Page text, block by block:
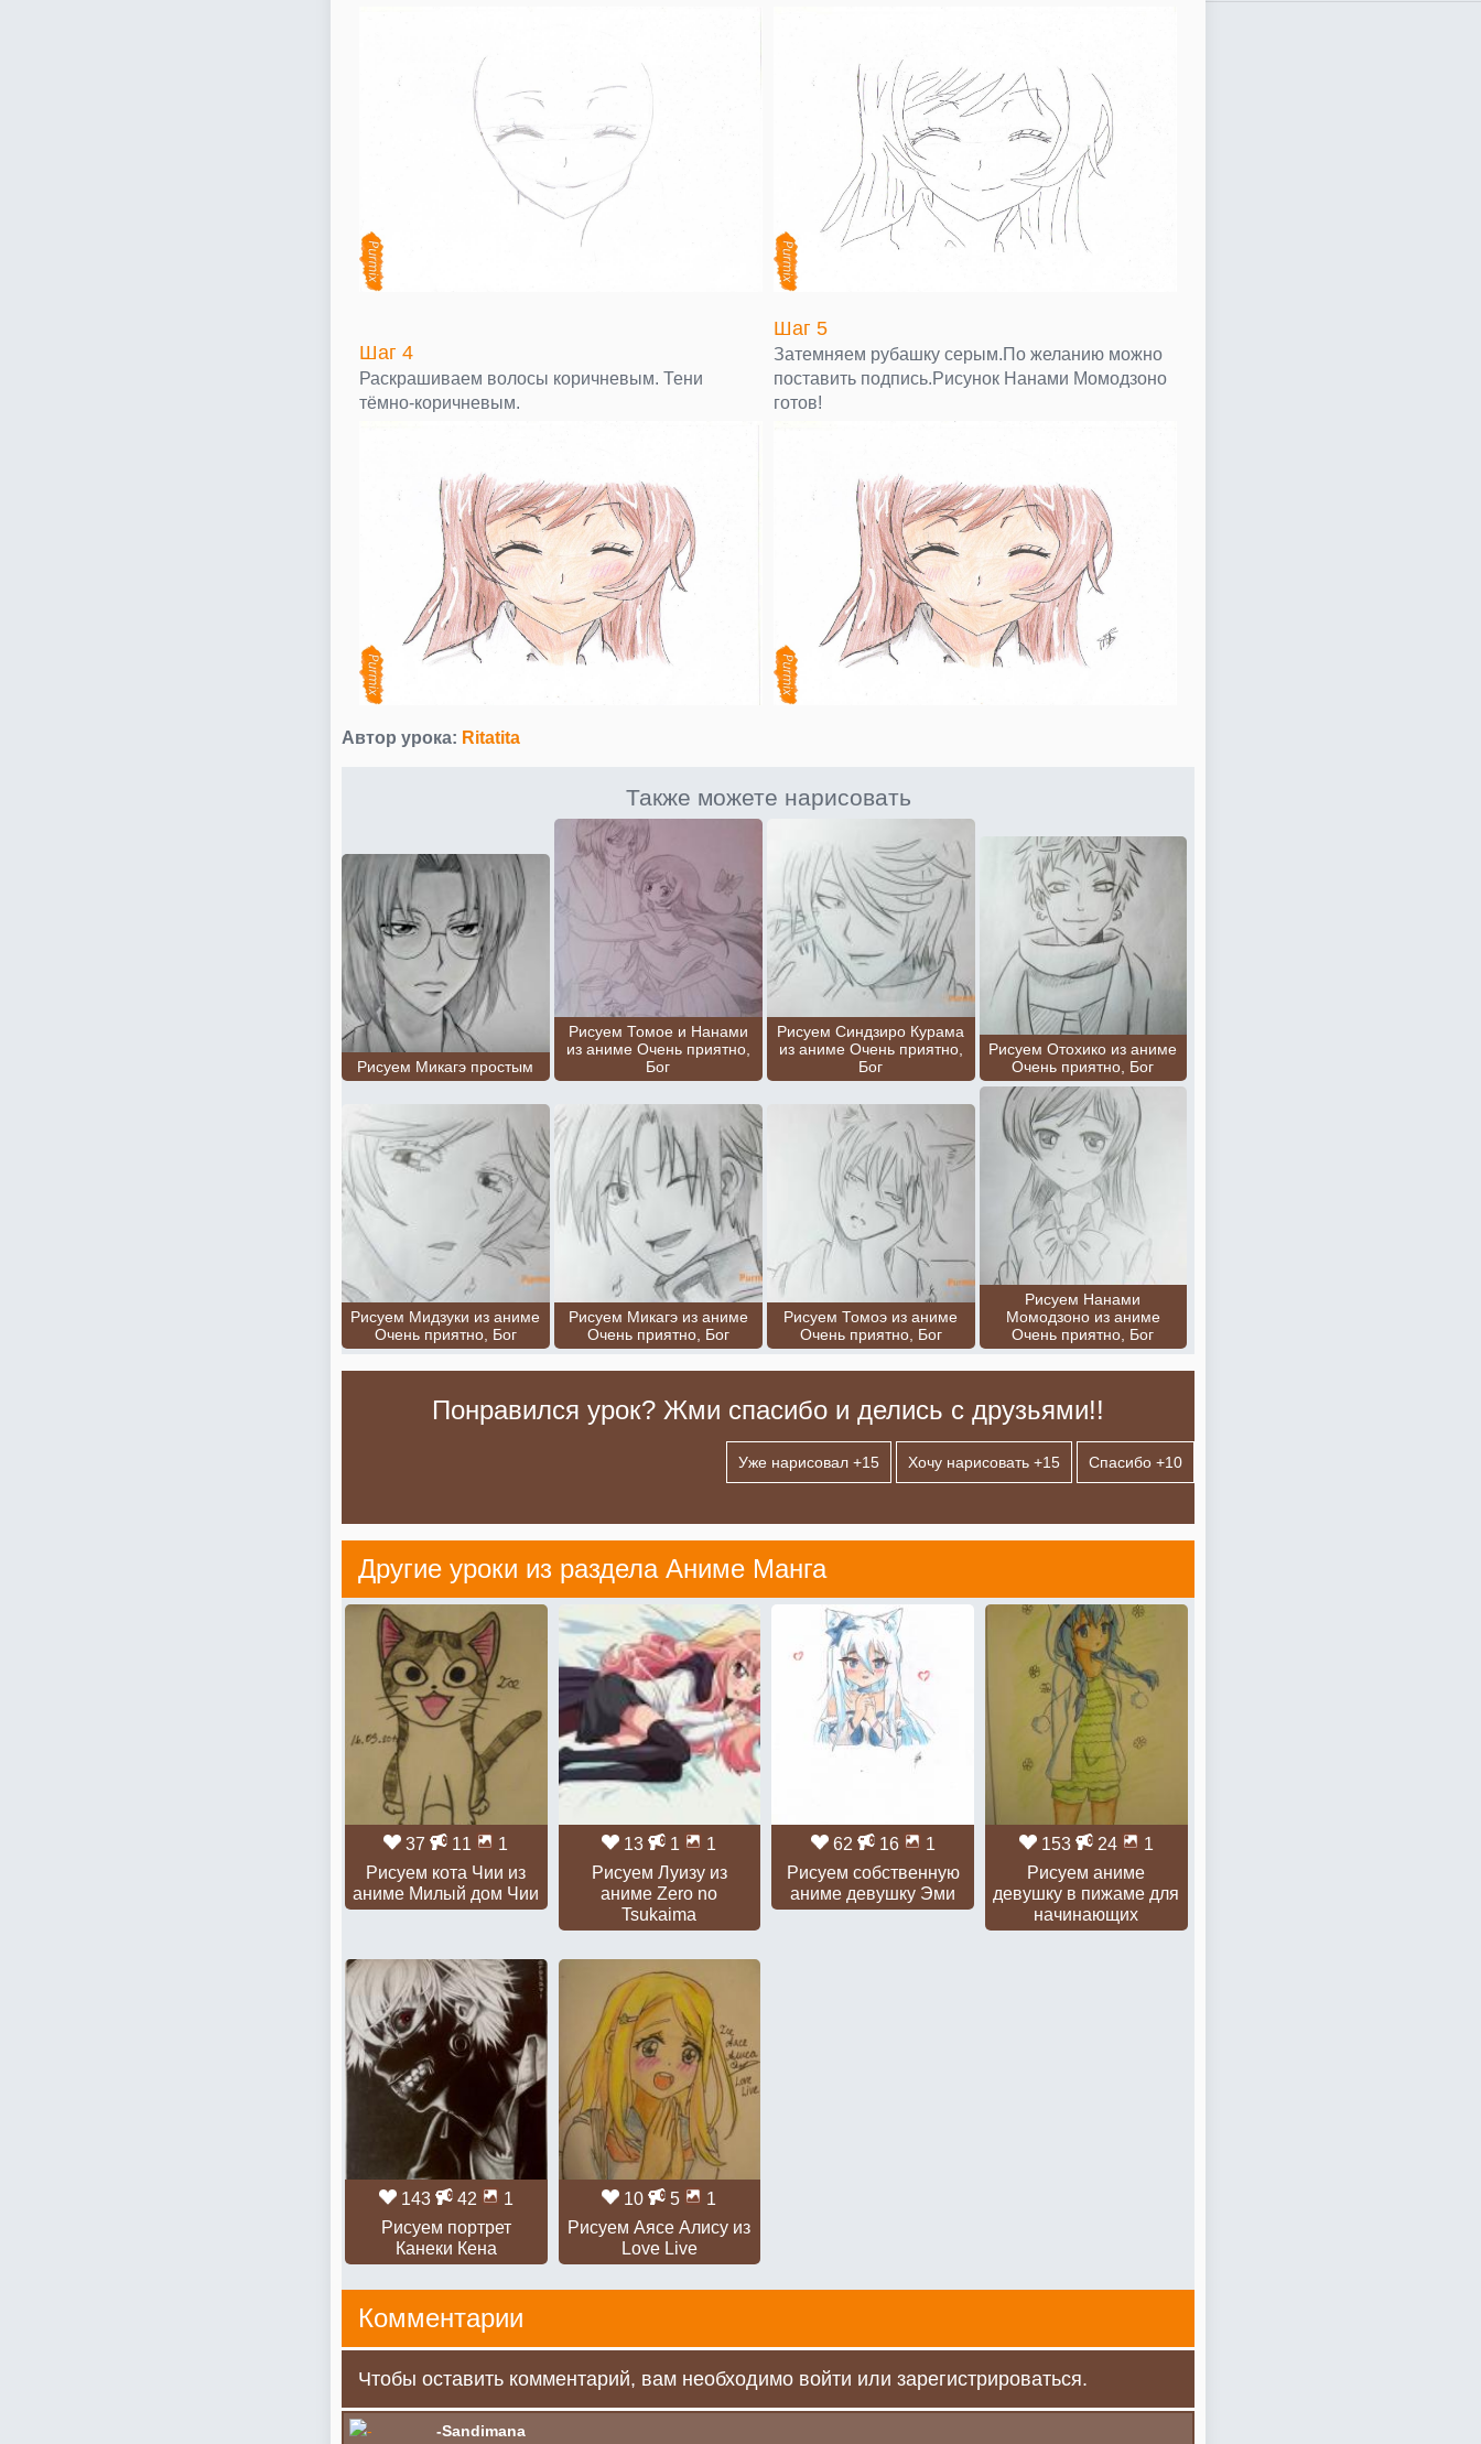
Шаг 4
Раскрашиваем волосы коричневым. Тени
тёмно-коричневым.
Шаг 5
Затемняем рубашку серым.По желанию можно
поставить подпись.Рисунок Нанами Момодзоно
готов!
Автор урока: Ritatita
Также можете нарисовать
Рисуем Микагэ простым
Рисуем Томое и Нанами
из аниме Очень приятно,
Бог
Рисуем Синдзиро Курама
из аниме Очень приятно,
Бог
Рисуем Отохико из аниме
Очень приятно, Бог
Рисуем Мидзуки из аниме
Очень приятно, Бог
Рисуем Микагэ из аниме
Очень приятно, Бог
Рисуем Томоэ из аниме
Очень приятно, Бог
Рисуем Нанами
Момодзоно из аниме
Очень приятно, Бог
Понравился урок? Жми спасибо и делись с друзьями!!
Уже нарисовал +15 Хочу нарисовать +15 Спасибо +10
Другие уроки из раздела Аниме Манга
37 11
1
Рисуем кота Чии из
аниме Милый дом Чии
13 1
1
Рисуем Луизу из
аниме Zero no
Tsukaima
62 16
1
Рисуем собственную
аниме девушку Эми
153 24
1
Рисуем аниме
девушку в пижаме для
начинающих
143 42
1
Рисуем портрет
Канеки Кена
10 5
1
Рисуем Аясе Алису из
Love Live
Комментарии
Чтобы оставить комментарий, вам необходимо войти или зарегистрироваться.
-Sandimana